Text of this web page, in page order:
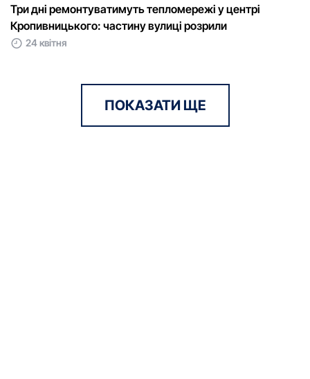
Три дні ремонтуватимуть тепломережі у центрі
Кропивницького: частину вулиці розрили
24 квітня
ПОКАЗАТИ ЩЕ